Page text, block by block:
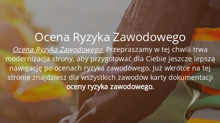
Ocena Ryzyka Zawodowego
Ocena Ryzyka ZawodowegoPrzepraszamy w tej chwili trwa
modernizacja strony, aby przygotować dla Ciebie jeszcze lepszą
nawigację po ocenach ryzyka zawodowego. Już wkrótce na tej
stronie znajdziesz dla wszystkich zawodów karty dokumentacji
oceny ryzyka zawodowego.